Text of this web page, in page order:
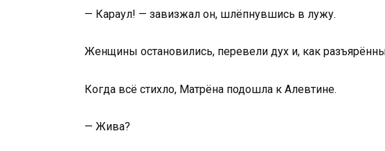
— Караул! — завизжал он, шлёпнувшись в лужу.
Женщины остановились, перевели дух и, как
Когда всё стихло, Матрёна подошла к Алевтине.
— Жива?